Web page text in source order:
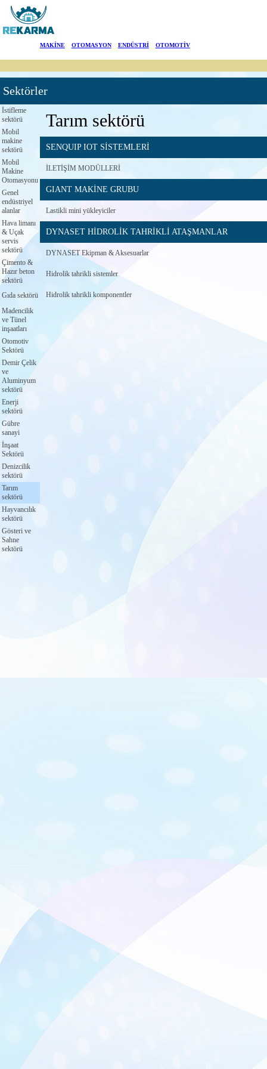
MAKİNE| OTOMASYON| ENDÜSTRİ| OTOMOTİV
İletişim
English
Sektörler
İstifleme
sektörü
Mobil
makine
sektörü
Mobil
Makine
Otomasyonu
Genel
endüstriyel
alanlar
Hava limanı
& Uçak
servis
sektörü
Çimento &
Hazır beton
sektörü
Gıda sektörü
Madencilik
ve Tünel
inşaatları
Otomotiv
Sektörü
Demir Çelik
ve
Aluminyum
sektörü
Enerji
sektörü
Gübre
sanayi
İnşaat
Sektörü
Denizcilik
sektörü
Tarım
sektörü
Hayvancılık
sektörü
Gösteri ve
Sahne
sektörü
Tarım sektörü
SENQUIP IOT SİSTEMLERİ
İLETİŞİM MODÜLLERİ
GIANT MAKİNE GRUBU
Lastikli mini yükleyiciler
DYNASET HİDROLİK TAHRİKLİ ATAŞMANLAR
DYNASET Ekipman & Aksesuarlar
Hidrolik tahrikli sistemler
Hidrolik tahrikli komponentler